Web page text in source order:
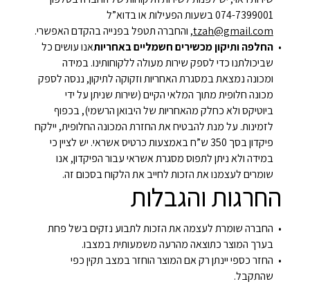
074-7399001 בשעות הפעילות או בדוא”ל
tzah@gmail.com, והחברה תטפל בפנייה בהקדם האפשרי.
החלפה ותיקון מכשירים חשמליים באחריותאנו עושים כל
שביכולתנו כדי לספק שירות מעולה ללקוחותינו. במידה
ומכונה נמצאת במסגרת האחריות וזקוקה לתיקון, ננסה לספק
מכונה חלופית מתוך המלאי הקיים (שירות שניתן על ידי
ביוטיקס ולא כחלק מהאחריות של היבואן הרשמי), בכפוף
לזמינות. על מנת להבטיח את החזרת המכונה החלופית, יילקח
פיקדון בסך 350 ש”ח באמצעות כרטיס אשראי. יש לציין כי
במידה ולא ניתן לתפוס מסגרת אשראי עבור הפיקדון, אנו
שומרים לעצמנו את הזכות לחייב את הלקוח בסכום זה.
החרגות והגבלות
החברה שומרת לעצמה את הזכות לתבוע נזקים בשל פחת
בערך המוצר כתוצאה מהרעה משמעותית במצבו.
החזר כספי יינתן רק אם המוצר הוחזר במצב תקין כפי
שהתקבל.